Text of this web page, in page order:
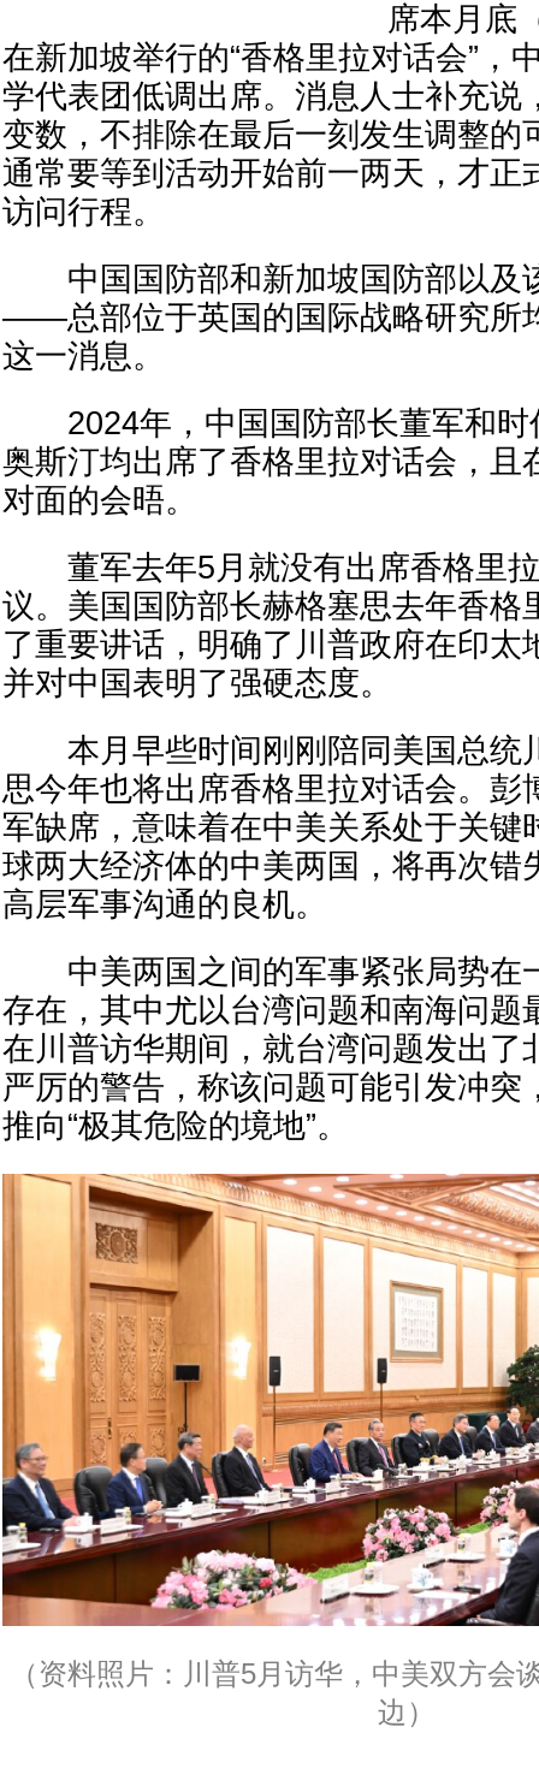
席本月底
在新加坡举行的“香格里拉对话会”，
学代表团低调出席。消息人士补充说
变数，不排除在最后一刻发生调整的
通常要等到活动开始前一两天，才正
访问行程。
中国国防部和新加坡国防部以及
——总部位于英国的国际战略研究所
这一消息。
2024年，中国国防部长董军和时
奥斯汀均出席了香格里拉对话会，且
对面的会晤。
董军去年5月就没有出席香格里拉
议。美国国防部长赫格塞思去年香格
了重要讲话，明确了川普政府在印太
并对中国表明了强硬态度。
本月早些时间刚刚陪同美国总统
思今年也将出席香格里拉对话会。彭
军缺席，意味着在中美关系处于关键
球两大经济体的中美两国，将再次错
高层军事沟通的良机。
中美两国之间的军事紧张局势在
存在，其中尤以台湾问题和南海问题
在川普访华期间，就台湾问题发出了
严厉的警告，称该问题可能引发冲突
推向“极其危险的境地”。
（资料照片：川普5月访华，中美双方会
边）